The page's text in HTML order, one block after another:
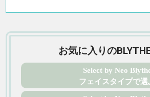
お気に入りの
Select by Neo
フェイスタイプで選